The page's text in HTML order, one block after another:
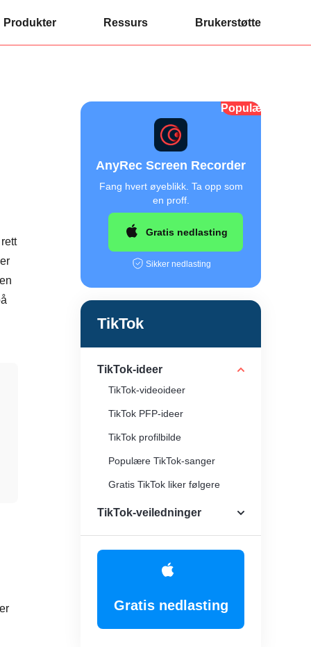
Produkter Ressurs Brukerstøtte
Populær
AnyRec Screen Recorder
Fang hvert øyeblikk. Ta opp som
en proff.
Gratis nedlasting
Sikker nedlasting
TikTok
TikTok-ideer
TikTok-videoideer
TikTok PFP-ideer
TikTok profilbilde
Populære TikTok-sanger
Gratis TikTok liker følgere
Lag en TikTok Go Viral
TikTok-veiledninger
Gratis nedlasting